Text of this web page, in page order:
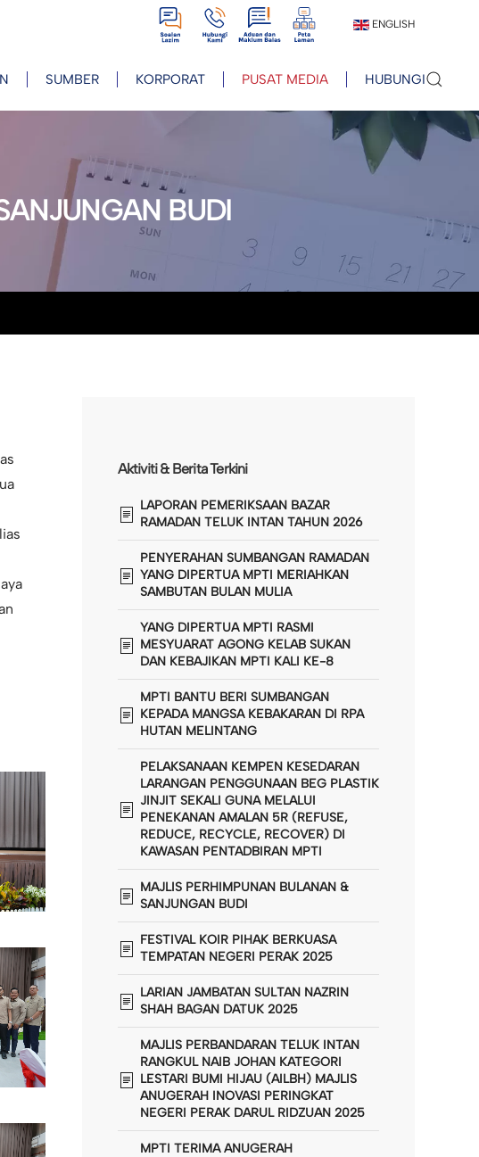
View View View View ENGLISH
SUMBER KORPORAT PUSAT MEDIA HUBUNGI
BUDI
Aktiviti & Berita Terkini
LAPORAN PEMERIKSAAN BAZAR
RAMADAN TELUK INTAN TAHUN 2026
PENYERAHAN SUMBANGAN RAMADAN
YANG DIPERTUA MPTI MERIAHKAN
SAMBUTAN BULAN MULIA
YANG DIPERTUA MPTI RASMI
MESYUARAT AGONG KELAB SUKAN
DAN KEBAJIKAN MPTI KALI KE-8
MPTI BANTU BERI SUMBANGAN
KEPADA MANGSA KEBAKARAN DI RPA
HUTAN MELINTANG
PELAKSANAAN KEMPEN KESEDARAN
LARANGAN PENGGUNAAN BEG PLASTIK
JINJIT SEKALI GUNA MELALUI
PENEKANAN AMALAN 5R (REFUSE,
REDUCE, RECYCLE, RECOVER) DI
KAWASAN PENTADBIRAN MPTI
MAJLIS PERHIMPUNAN BULANAN &
SANJUNGAN BUDI
FESTIVAL KOIR PIHAK BERKUASA
TEMPATAN NEGERI PERAK 2025
LARIAN JAMBATAN SULTAN NAZRIN
SHAH BAGAN DATUK 2025
MAJLIS PERBANDARAN TELUK INTAN
RANGKUL NAIB JOHAN KATEGORI
LESTARI BUMI HIJAU (AILBH) MAJLIS
ANUGERAH INOVASI PERINGKAT
NEGERI PERAK DARUL RIDZUAN 2025
MPTI TERIMA ANUGERAH